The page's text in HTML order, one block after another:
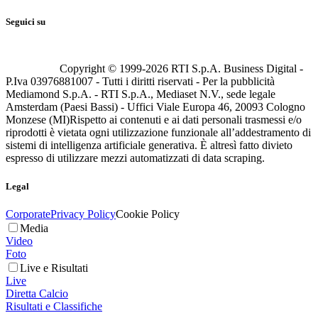
Seguici su
Copyright © 1999-2026 RTI S.p.A. Business Digital -
P.Iva 03976881007 - Tutti i diritti riservati - Per la pubblicità
Mediamond S.p.A. - RTI S.p.A., Mediaset N.V., sede legale
Amsterdam (Paesi Bassi) - Uffici Viale Europa 46, 20093 Cologno
Monzese (MI)Rispetto ai contenuti e ai dati personali trasmessi e/o
riprodotti è vietata ogni utilizzazione funzionale all’addestramento di
sistemi di intelligenza artificiale generativa. È altresì fatto divieto
espresso di utilizzare mezzi automatizzati di data scraping.
Legal
CorporatePrivacy PolicyCookie Policy
Media
Video
Foto
Live e Risultati
Live
Diretta Calcio
Risultati e Classifiche